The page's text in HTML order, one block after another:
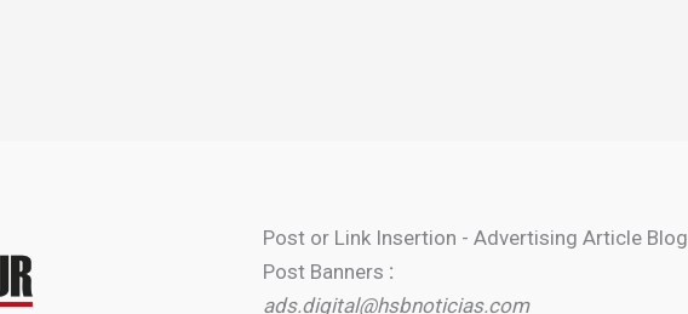
Post or Link Insertion - Advertising Article Blog
Post Banners :
ads.digital@hsbnoticias.com